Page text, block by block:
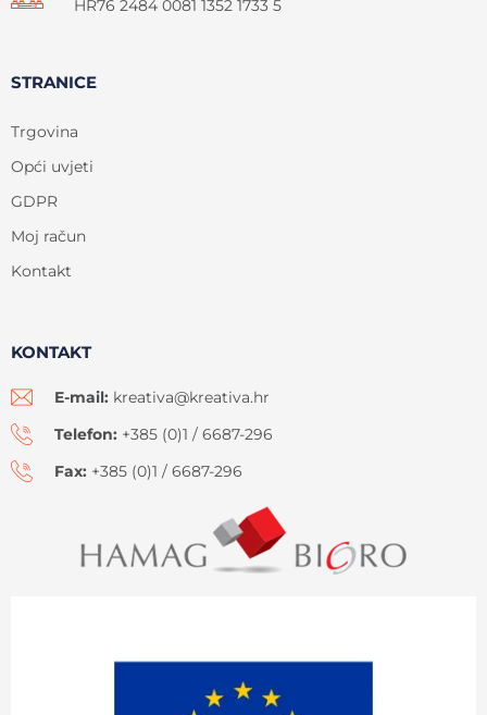
HR76 2484 0081 1352 1733 5
STRANICE
Trgovina
Opći uvjeti
GDPR
Moj račun
Kontakt
KONTAKT
E-mail: kreativa@kreativa.hr
Telefon: +385 (0)1 / 6687-296
Fax: +385 (0)1 / 6687-296